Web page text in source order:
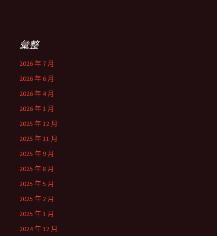
彙整
2026 年 7 月
2026 年 6 月
2026 年 4 月
2026 年 1 月
2025 年 12 月
2025 年 11 月
2025 年 9 月
2025 年 8 月
2025 年 5 月
2025 年 2 月
2025 年 1 月
2024 年 12 月